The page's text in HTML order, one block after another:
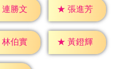
連勝文 ★ 張進芳
林伯實 ★ 黃鐙輝